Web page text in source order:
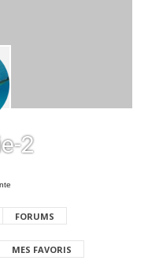
2
FORUMS
MES FAVORIS